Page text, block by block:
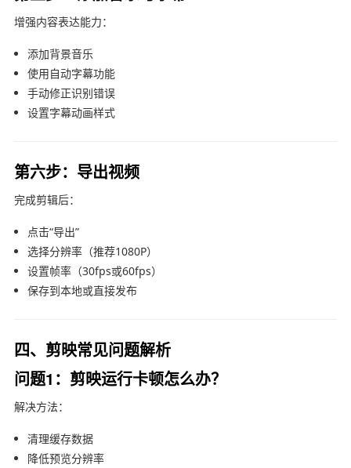
增强内容表达能力：
添加背景音乐
使用自动字幕功能
手动修正识别错误
设置字幕动画样式
第六步：导出视频
完成剪辑后：
点击“导出”
选择分辨率（推荐1080P）
设置帧率（30fps或60fps）
保存到本地或直接发布
四、剪映常见问题解析
问题1：剪映运行卡顿怎么办？
解决方法：
清理缓存数据
降低预览分辨率